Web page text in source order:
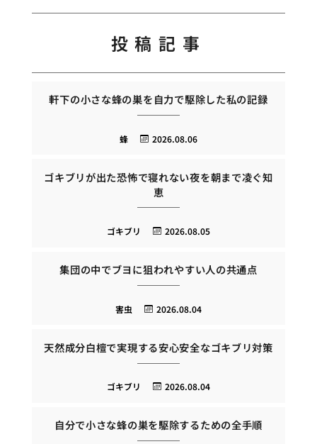
投稿記事
軒下の小さな蜂の巣を自力で駆除した私の記録
2026.08.06
蜂
ゴキブリが出た恐怖で寝れない夜を朝まで凌ぐ知
恵
2026.08.05
ゴキブリ
集団の中でブヨに狙われやすい人の共通点
2026.08.04
害虫
天然成分白檀で実現する安心安全なゴキブリ対策
2026.08.04
ゴキブリ
自分で小さな蜂の巣を駆除するための全手順